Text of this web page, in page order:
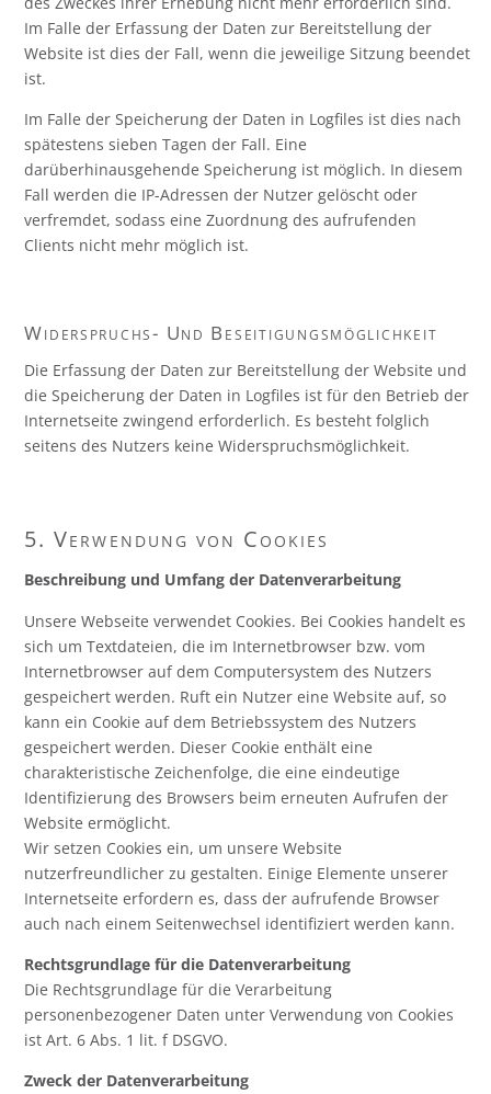
Im Falle der Erfassung der Daten zur Bereitstellung der
Website ist dies der Fall, wenn die jeweilige Sitzung beendet
ist.
Im Falle der Speicherung der Daten in Logfiles ist dies nach
spätestens sieben Tagen der Fall. Eine
darüberhinausgehende Speicherung ist möglich. In diesem
Fall werden die IP-Adressen der Nutzer gelöscht oder
verfremdet, sodass eine Zuordnung des aufrufenden
Clients nicht mehr möglich ist.
Widerspruchs- Und Beseitigungsmöglichkeit
Die Erfassung der Daten zur Bereitstellung der Website und
die Speicherung der Daten in Logfiles ist für den Betrieb der
Internetseite zwingend erforderlich. Es besteht folglich
seitens des Nutzers keine Widerspruchsmöglichkeit.
5. Verwendung von Cookies
Beschreibung und Umfang der Datenverarbeitung
Unsere Webseite verwendet Cookies. Bei Cookies handelt es
sich um Textdateien, die im Internetbrowser bzw. vom
Internetbrowser auf dem Computersystem des Nutzers
gespeichert werden. Ruft ein Nutzer eine Website auf, so
kann ein Cookie auf dem Betriebssystem des Nutzers
gespeichert werden. Dieser Cookie enthält eine
charakteristische Zeichenfolge, die eine eindeutige
Identifizierung des Browsers beim erneuten Aufrufen der
Website ermöglicht.
Wir setzen Cookies ein, um unsere Website
nutzerfreundlicher zu gestalten. Einige Elemente unserer
Internetseite erfordern es, dass der aufrufende Browser
auch nach einem Seitenwechsel identifiziert werden kann.
Rechtsgrundlage für die Datenverarbeitung
Die Rechtsgrundlage für die Verarbeitung
personenbezogener Daten unter Verwendung von Cookies
ist Art. 6 Abs. 1 lit. f DSGVO.
Zweck der Datenverarbeitung